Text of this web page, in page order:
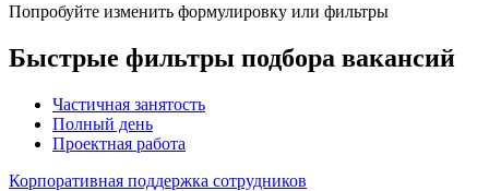
Попробуйте изменить формулировку или фильтры
Быстрые фильтры подбора вакансий
Частичная занятость
Полный день
Проектная работа
Корпоративная поддержка сотрудников